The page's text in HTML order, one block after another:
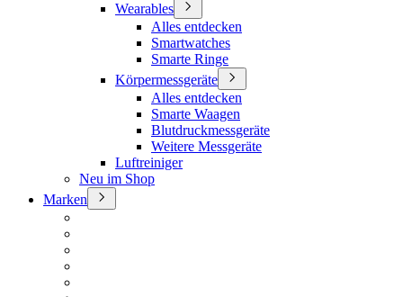
Wearables
Alles entdecken
Smartwatches
Smarte Ringe
Körpermessgeräte
Alles entdecken
Smarte Waagen
Blutdruckmessgeräte
Weitere Messgeräte
Luftreiniger
Neu im Shop
Marken